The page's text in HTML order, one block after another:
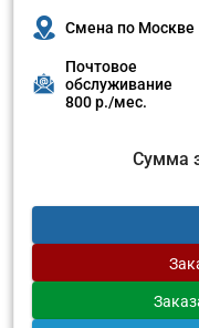
Смена по Москве
Почтовое
обслуживание
800 р./мес.
Сумма